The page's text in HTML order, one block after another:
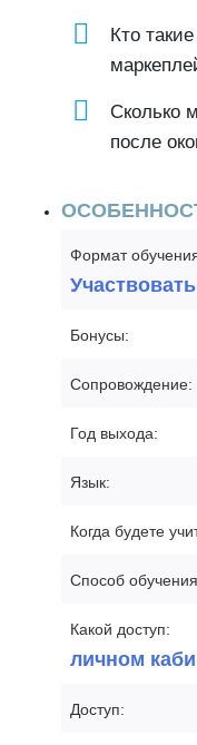
Кто
Сколько
после
Формат
Бонусы:
Сопровождение:
Год выхода:
Язык:
Когда будете
Способ
Какой доступ:
личном
Доступ: